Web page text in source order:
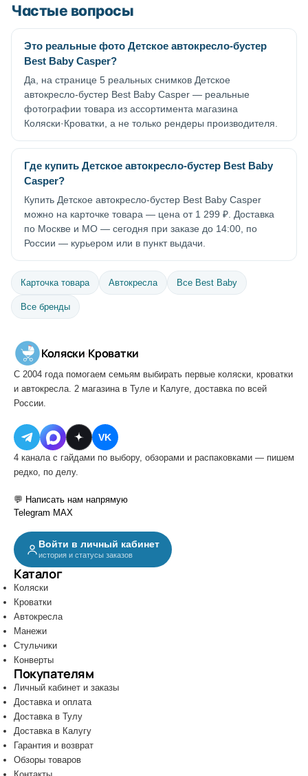
Частые вопросы
Это реальные фото Детское автокресло-бустер
Best Baby Casper?
Да, на странице 5 реальных снимков Детское
автокресло-бустер Best Baby Casper — реальные
фотографии товара из ассортимента магазина
Коляски·Кроватки, а не только рендеры производителя.
Где купить Детское автокресло-бустер Best Baby
Casper?
Купить Детское автокресло-бустер Best Baby Casper
можно на карточке товара — цена от 1 299 ₽. Доставка
по Москве и МО — сегодня при заказе до 14:00, по
России — курьером или в пункт выдачи.
Карточка товара Автокресла Все Best Baby
Все бренды
Коляски·Кроватки
С 2004 года помогаем семьям выбирать первые коляски, кроватки
и автокресла. 2 магазина в Туле и Калуге, доставка по всей
России.
VK
4 канала с гайдами по выбору, обзорами и распаковками — пишем
редко, по делу.
💬 Написать нам напрямую
Telegram MAX
Войти в личный кабинет
история и статусы заказов
Каталог
Коляски
Кроватки
Автокресла
Манежи
Стульчики
Конверты
Покупателям
Личный кабинет и заказы
Доставка и оплата
Доставка в Тулу
Доставка в Калугу
Гарантия и возврат
Обзоры товаров